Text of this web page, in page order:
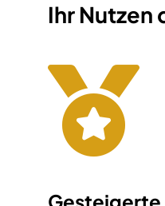
Ihr Nutzen
Gesteigerte